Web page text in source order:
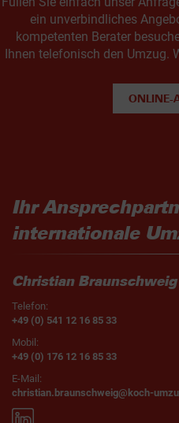
ein unverbindliches
kompetenten Berater
Ihnen telefonisch den Umzug.
ONLINE-
Ihr
internationale
Christian Braunschweig
Telefon:
+49 (0) 541 12 16 85 33
Mobil:
+49 (0) 176 12 16 85 33
E-Mail:
christian.braunschweig@koch-